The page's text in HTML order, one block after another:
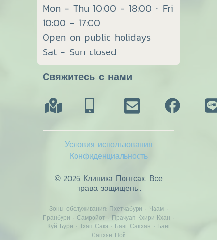
Mon - Thu 10:00 - 18:00 · Fri
10:00 - 17:00
Open on public holidays
Sat - Sun closed
Свяжитесь с нами
Условия использования
Конфиденциальность
© 2026 Клиника Понгсак. Все
права защищены.
Зоны обслуживания: Пхетчабури · Чаам·
Пранбури · Самройот · Прачуап Кхири Кхан ·
Куй Бури · Тхап Сакэ· Банг Сапхан · Банг
Сапхан Ной